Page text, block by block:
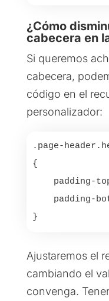
¿Cómo
cabecera en
Si queremos
cabecera,
código en el
personalizador:
.page-
{
}
Ajustaremos el
cambiando el
convenga.